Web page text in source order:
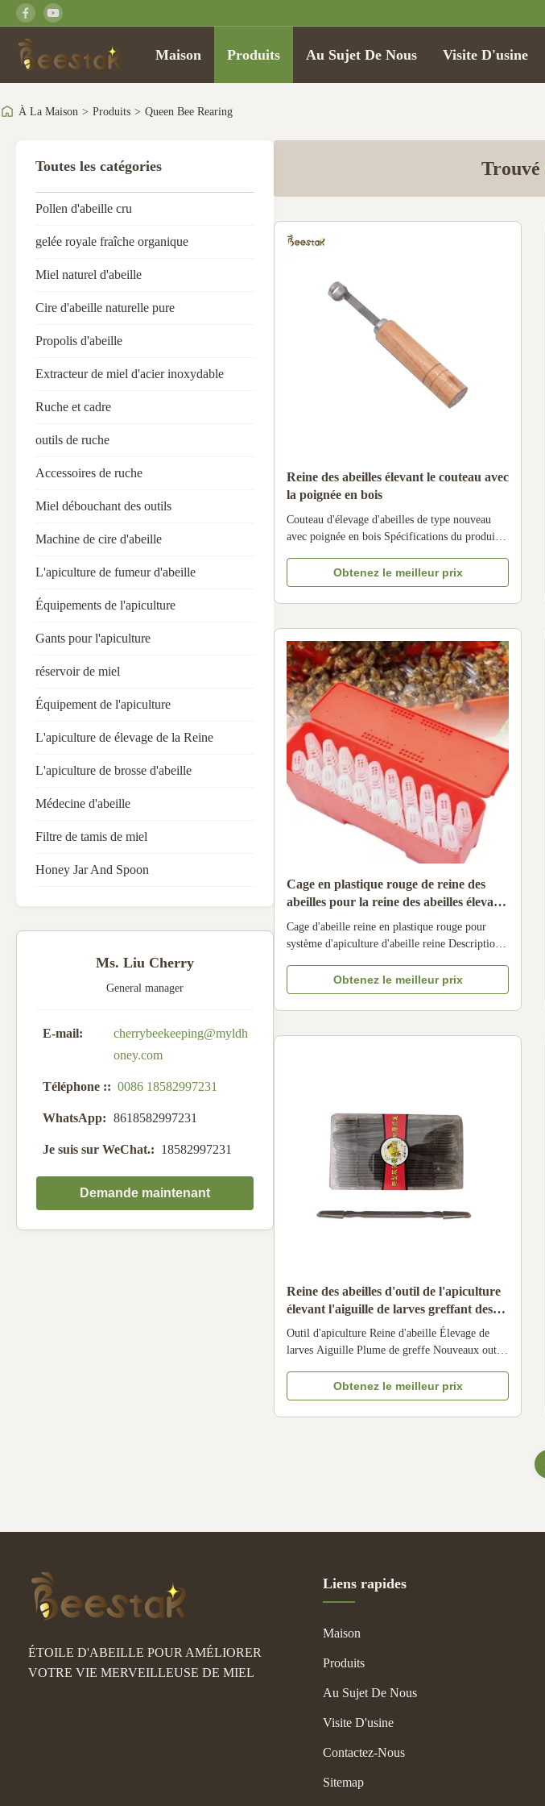
Maison Produits Au Sujet De Nous Visite D'usine
À La Maison > Produits > Queen Bee Rearing
Toutes les catégories
Pollen d'abeille cru
gelée royale fraîche organique
Miel naturel d'abeille
Cire d'abeille naturelle pure
Propolis d'abeille
Extracteur de miel d'acier inoxydable
Ruche et cadre
outils de ruche
Accessoires de ruche
Miel débouchant des outils
Machine de cire d'abeille
L'apiculture de fumeur d'abeille
Équipements de l'apiculture
Gants pour l'apiculture
réservoir de miel
Équipement de l'apiculture
L'apiculture de élevage de la Reine
L'apiculture de brosse d'abeille
Médecine d'abeille
Filtre de tamis de miel
Honey Jar And Spoon
Ms. Liu Cherry
General manager
E-mail:
cherrybeekeeping@myldh
oney.com
Téléphone :: 0086 18582997231
WhatsApp: 8618582997231
Je suis sur WeChat.: 18582997231
Demande maintenant
Trouvé
Reine des abeilles élevant le couteau avec
la poignée en bois
Couteau d'élevage d'abeilles de type nouveau
avec poignée en bois Spécifications du produit
sais pas. Numéro de modèle 18HN-64 18LV-43
Industrie concernée Élevage, usage domestique,
commerce de détail, apiculture Nom du produit
Obtenez le meilleur prix
Cage en plastique rouge de reine des
abeilles pour la reine des abeilles élevant
la cage de reine de l'apiculture de
système
Cage d'abeille reine en plastique rouge pour
système d'apiculture d'abeille reine Description
rouge pour système d'apiculture d'abeille reine
Cage de reine comprenant 20 pièces de cage de
reine transparente Profil de l'entreprise Bee Star
Obtenez le meilleur prix
Reine des abeilles d'outil de l'apiculture
élevant l'aiguille de larves greffant des
outils de gelée de Pen New Royal
Outil d'apiculture Reine d'abeille Élevage de
larves Aiguille Plume de greffe Nouveaux outils
produit Les nouveaux outils de la gelée royale
N° du produit 18HN-60 Matériau: Plastique
Couleur Brun Application du projet Apiculture
Obtenez le meilleur prix
ÉTOILE D'ABEILLE POUR AMÉLIORER
VOTRE VIE MERVEILLEUSE DE MIEL
Liens rapides
Maison
Produits
Au Sujet De Nous
Visite D'usine
Contactez-Nous
Sitemap